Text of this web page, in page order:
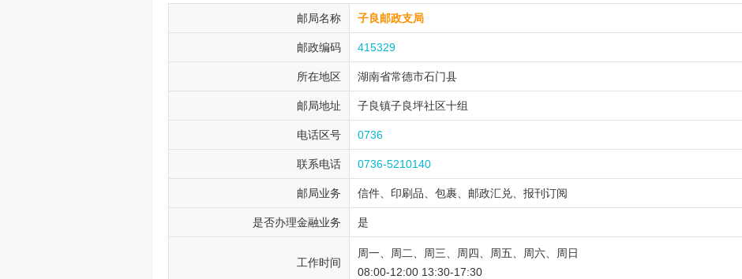
邮局名称 子良邮政支局
邮政编码 415329
所在地区 湖南省常德市石门县
邮局地址 子良镇子良坪社区十组
电话区号 0736
联系电话 0736-5210140
邮局业务 信件、印刷品、包裹、邮政汇兑、报刊订阅
是否办理金融业务 是
工作时间
周一、周二、周三、周四、周五、周六、周日
08:00-12:00 13:30-17:30